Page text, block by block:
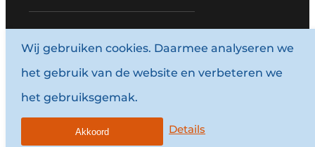
www.louwersmediagroep.com
© 1987 - 2026 Louwersmediagroep.
Algemene voorwaarden
Wij gebruiken cookies. Daarmee analyseren we
het gebruik van de website en verbeteren we
het gebruiksgemak.
Details
Akkoord